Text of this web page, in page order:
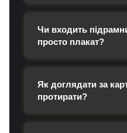
Чи входить
просто плакат?
Як доглядати за
протирати?